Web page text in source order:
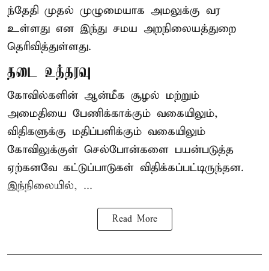
ந்தேதி முதல் முழுமையாக அமலுக்கு வர
உள்ளது என இந்து சமய அறநிலையத்துறை
தெரிவித்துள்ளது.
தடை உத்தரவு
கோவில்களின் ஆன்மீக சூழல் மற்றும்
அமைதியை பேணிக்காக்கும் வகையிலும்,
விதிகளுக்கு மதிப்பளிக்கும் வகையிலும்
கோவிலுக்குள் செல்போன்களை பயன்படுத்த
ஏற்கனவே கட்டுப்பாடுகள் விதிக்கப்பட்டிருந்தன.
இந்நிலையில், ...
Read More